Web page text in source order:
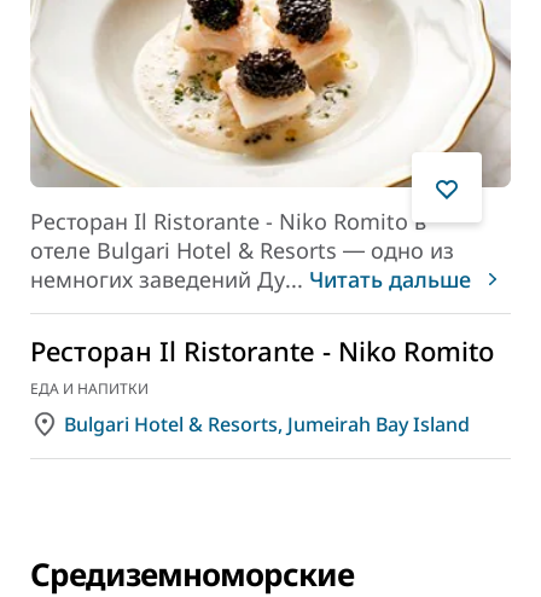
Ресторан Il Ristorante - Niko Romito в
отеле Bulgari Hotel & Resorts ― одно из
немногих заведений Ду... Читать дальше
Ресторан Il Ristorante - Niko Romito
ЕДА И НАПИТКИ
Bulgari Hotel & Resorts, Jumeirah Bay Island
Средиземноморские